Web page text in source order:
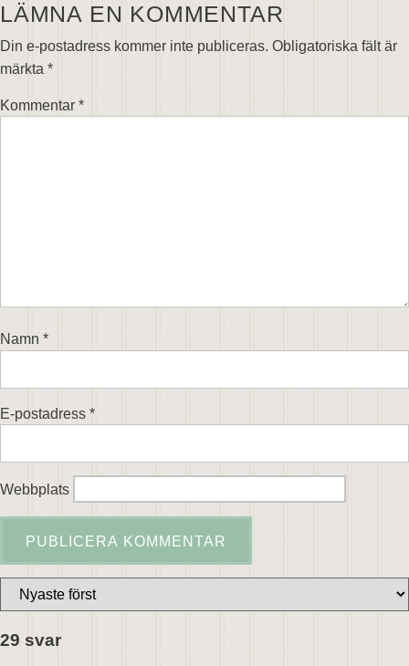
LÄMNA EN KOMMENTAR
Din e-postadress kommer inte publiceras. Obligatoriska fält är
märkta *
Kommentar *
Namn *
E-postadress *
Webbplats
29 svar